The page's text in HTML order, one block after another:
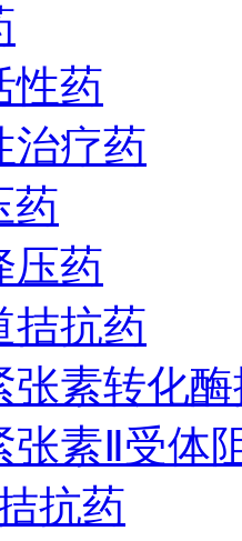
性药
治疗药
药
压药
拮抗药
张素转化
张素Ⅱ受体
抗药